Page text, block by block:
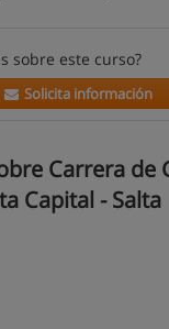
sobre este curso?
Solicita información
Carrera de
Capital - Salta